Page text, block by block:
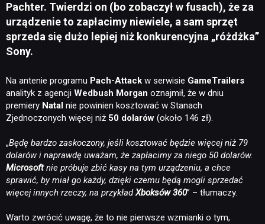
Pachter. Twierdzi on (bo zobaczył w fusach), że za
urządzenie to zapłacimy niewiele, a sam sprzęt
sprzeda się dużo lepiej niż konkurencyjna „różdżka”
Sony.
Na antenie programu Pach-Attack w serwisie GameTrailers
analityk z agencji Wedbush Morgan oznajmił, że w dniu
premiery Natal nie powinien kosztować w Stanach
Zjednoczonych więcej niż 50 dolarów (około 146 zł).
„Będę bardzo zaskoczony, jeśli kosztować będzie więcej niż 79
dolarów i naprawdę uważam, że zapłacimy za niego 50 dolarów.
Microsoftnie próbuje zbić kasy na tym urządzeniu, a chce
sprawić, by miał go każdy, dzięki czemu będą mogli sprzedać
więcej innych rzeczy, na przykładXboksów 360” – tłumaczy.
Warto zwrócić uwagę, że to nie pierwsze wzmianki o tym,